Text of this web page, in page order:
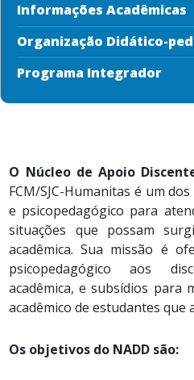
Informações Acadêmicas
Organização Didático-
Programa Integrador
O Núcleo de Apoio
FCM/SJC-Humanitas é um
e psicopedagógico para
situações que possam
acadêmica. Sua missão é
psicopedagógico aos
acadêmica, e subsídios para
acadêmico de estudantes que
Os objetivos do NADD são: